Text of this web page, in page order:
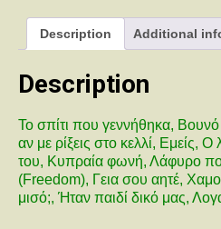
Description Additional
Description
Το σπίτι που γεννήθηκα, Βουνό
αν με ρίξεις στο κελλί, Εμείς,
του, Κυπραία φωνή, Λάφυρο
(Freedom), Γεια σου αητέ,
μισό;, Ήταν παιδί δικό μας,